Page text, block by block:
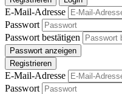
E-Mail-Adresse
Passwort
Passwort bestätigen
Passwort anzeigen
Registrieren
E-Mail-Adresse
Passwort